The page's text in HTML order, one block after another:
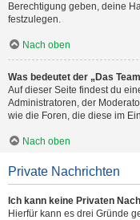
Berechtigung geben, deine
festzulegen.
Nach oben
Was bedeutet der „Das
Auf dieser Seite findest du
Administratoren, der
wie die Foren, die diese im
Nach oben
Private Nachrichten
Ich kann keine Privaten
Hierfür kann es drei Gründe